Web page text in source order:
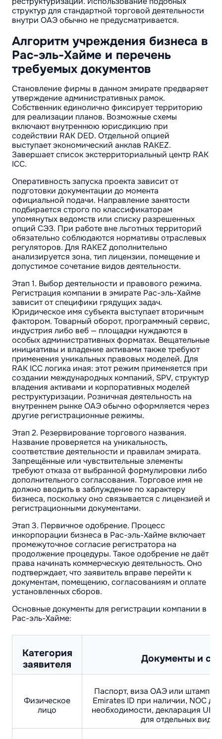
структур для стандартной торговой деятельности
внутри ОАЭ обычно не предусматривается.
Алгоритм учреждения бизнеса в
Рас-эль-Хайме и перечень
требуемых документов
Становление фирмы в данном эмирате предваряет
утверждение административных рамок.
Собственник единолично фиксирует территорию
для реализации планов. Возможные схемы
включают внутреннюю юрисдикцию при
содействии RAK DED. Отдельной опцией
выступает экономический анклав RAKEZ.
Завершает список экстерриториальный центр RAK
ICC.
Оперативность запуска проекта зависит от
подготовки документации до момента
официальной подачи. Направление занятости
подбирается строго по классификаторам
упомянутых ведомств или списку разрешенных
опций СЭЗ. При работе вне льготных территорий
обязательно соблюдаются нормативы отраслевых
регуляторов. Для RAKEZ дополнительно
анализируется зона, тип лицензии, помещение и
допустимое сочетание видов деятельности.
Этап 1. Выбор деятельности и правового режима.
Регистрация компании в эмирате Рас-эль-Хайме
зависит от специфики грядущих задач.
Юридическое имя субъекта выступает вторичным
фактором. Товарный оборот, программный сервис,
индустрия либо веб — площадки нуждаются в
особых административных форматах. Вещательные
инициативы и владение активами также требуют
применения уникальных правовых моделей. Для
RAK ICC логика иная: этот режим применяется при
создании международных компаний, SPV, структур
владения активами и корпоративных моделей
реструктуризации. Розничная деятельность на
внутреннем рынке ОАЭ обычно оформляется через
другие регистрационные режимы.
Этап 2. Резервирование торгового названия.
Название проверяется на уникальность,
соответствие деятельности и правилам эмирата.
Запрещённые или чувствительные элементы
требуют отказа от выбранной формулировки либо
дополнительного согласования. Торговое имя не
должно вводить в заблуждение по характеру
бизнеса, поскольку оно связывается с лицензией и
регистрационными документами.
Этап 3. Первичное одобрение. Процесс
инкорпорации бизнеса в Рас-эль-Хайме включает
промежуточное согласие регистратора на
продолжение процедуры. Такое одобрение не даёт
права начинать коммерческую деятельность. Оно
подтверждает, что заявитель вправе перейти к
документам, помещению, согласованиям и оплате
установленных сборов.
Основные документы для регистрации компании в
Рас-эль-Хайме:
Категория
заявителя
Документы и
Физическое
лицо
Паспорт, виза ОАЭ или штамп о
Emirates ID при наличии, NOC
необходимости, декларация
для отдельных